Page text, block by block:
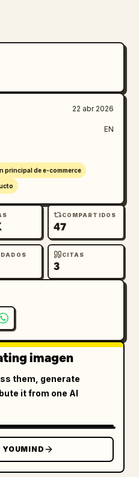
22 abr 2026
EN
principal de e-commerce
COMPARTIDOS
47
CITAS
3
imagen
them, generate
it from one AI
YOUMIND